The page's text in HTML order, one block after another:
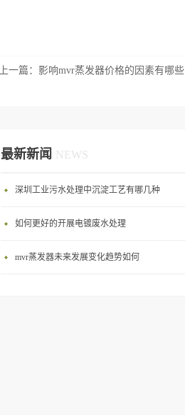
上一篇： 影响mvr蒸发器价格的因素有哪些
最新新闻 NEWS
深圳工业污水处理中沉淀工艺有哪几种
如何更好的开展电镀废水处理
mvr蒸发器未来发展变化趋势如何